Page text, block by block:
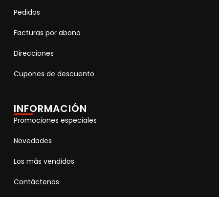
Pedidos
Facturas por abono
Direcciones
Cupones de descuento
INFORMACIÓN
Promociones especiales
Novedades
Los más vendidos
Contáctenos